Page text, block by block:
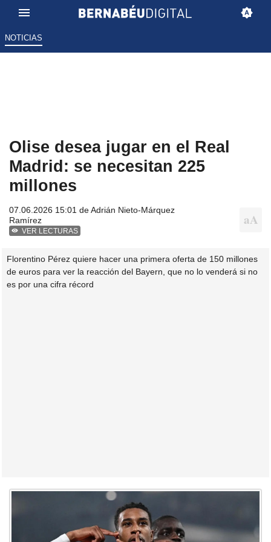
NOTICIAS
Olise desea jugar en el Real
Madrid: se necesitan 225
millones
07.06.2026 15:01 deAdrián Nieto-Márquez
Ramírez
VER LECTURAS
Florentino Pérez quiere hacer una primera oferta de 150 millones
de euros para ver la reacción del Bayern, que no lo venderá si no
es por una cifra récord